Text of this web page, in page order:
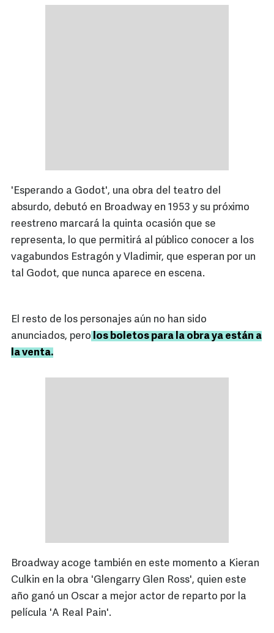
'Esperando a Godot', una obra del teatro del
absurdo, debutó en Broadway en 1953 y su próximo
reestreno marcará la quinta ocasión que se
representa, lo que permitirá al público conocer a los
vagabundos Estragón y Vladimir, que esperan por un
tal Godot, que nunca aparece en escena.
El resto de los personajes aún no han sido
anunciados, pero los boletos para la obra ya están a
la venta.
Broadway acoge también en este momento a Kieran
Culkin en la obra 'Glengarry Glen Ross', quien este
año ganó un Oscar a mejor actor de reparto por la
película 'A Real Pain'.